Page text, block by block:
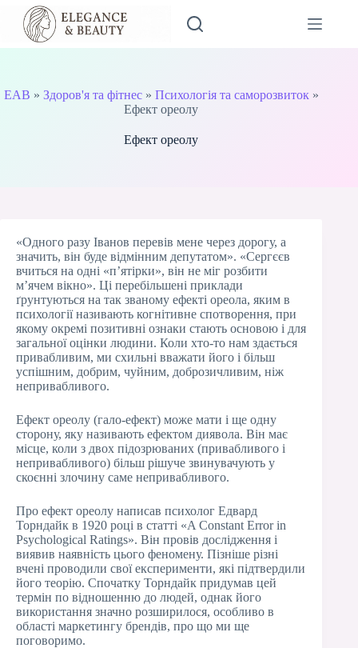
Перейти
вмісту
EAB » Здоров'я та фітнес» Психологія та саморозвиток»
Ефект ореолу
Ефект ореолу
«Одного разу Іванов перевів мене через дорогу, а
значить, він буде відмінним депутатом». «Сергєєв
вчиться на одні «п’ятірки», він не міг розбити
м’ячем вікно». Ці перебільшені приклади
ґрунтуються на так званому ефекті ореола, яким в
психології називають когнітивне спотворення, при
якому окремі позитивні ознаки стають основою і для
загальної оцінки людини. Коли хто-то нам здається
привабливим, ми схильні вважати його і більш
успішним, добрим, чуйним, доброзичливим, ніж
непривабливого.
Ефект ореолу (гало-ефект) може мати і ще одну
сторону, яку називають ефектом диявола. Він має
місце, коли з двох підозрюваних (привабливого і
непривабливого) більш рішуче звинувачують у
скоєнні злочину саме непривабливого.
Про ефект ореолу написав психолог Едвард
Торндайк в 1920 році в статті «A Constant Error in
Psychological Ratings». Він провів дослідження і
виявив наявність цього феномену. Пізніше різні
вчені проводили свої експерименти, які підтвердили
його теорію. Спочатку Торндайк придумав цей
термін по відношенню до людей, однак його
використання значно розширилося, особливо в
області маркетингу брендів, про що ми ще
поговоримо.